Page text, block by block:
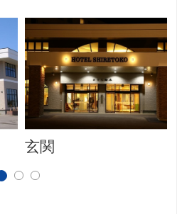
玄関